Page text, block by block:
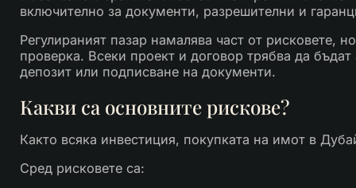
включително за документи, разрешителни и
Регулираният пазар намалява част от рисковете,
проверка. Всеки проект и договор трябва да
депозит или подписване на документи.
Какви са основните рискове?
Както всяка инвестиция, покупката на имот в
Сред рисковете са: